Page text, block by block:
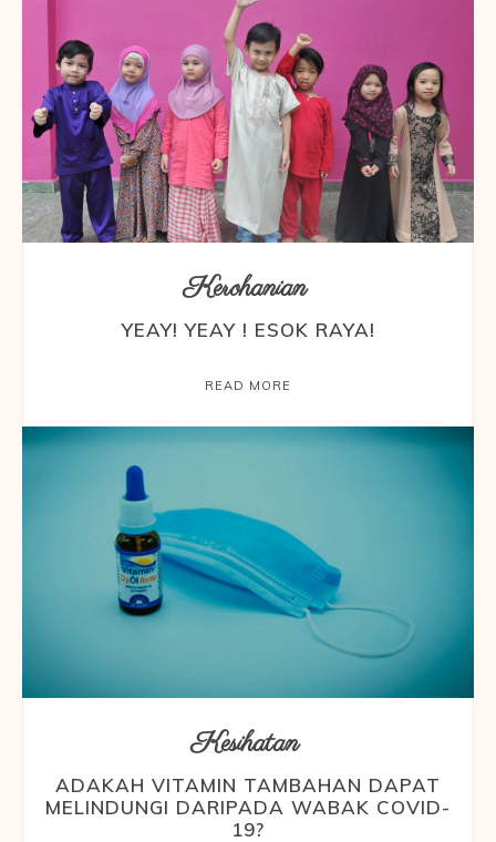
Kerohanian
YEAY! YEAY ! ESOK RAYA!
READ MORE
Kesihatan
ADAKAH VITAMIN TAMBAHAN DAPAT
MELINDUNGI DARIPADA WABAK COVID-
19?